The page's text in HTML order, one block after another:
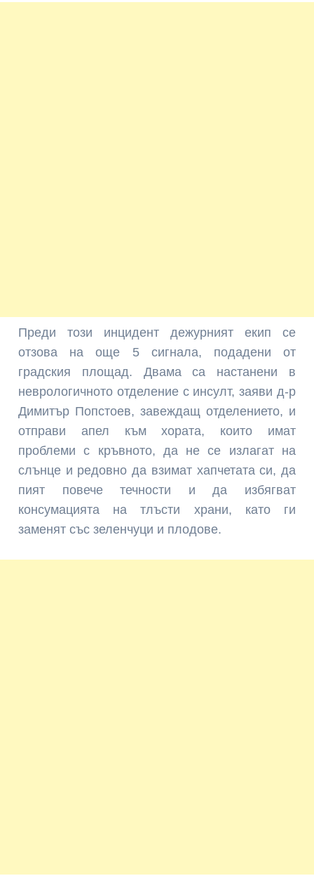
Преди този инцидент дежурният екип се
отзова на още 5 сигнала, подадени от
градския площад. Двама са настанени в
неврологичното отделение с инсулт, заяви д-р
Димитър Попстоев, завеждащ отделението, и
отправи апел към хората, които имат
проблеми с кръвното, да не се излагат на
слънце и редовно да взимат хапчетата си, да
пият повече течности и да избягват
консумацията на тлъсти храни, като ги
заменят със зеленчуци и плодове.